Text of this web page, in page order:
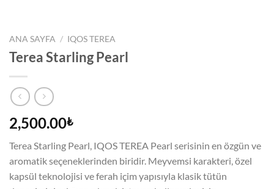
ANA SAYFA / IQOS TEREA
Terea Starling Pearl
2,500.00₺
Terea Starling Pearl, IQOS TEREA Pearl serisinin en özgün ve
aromatik seçeneklerinden biridir. Meyvemsi karakteri, özel
kapsül teknolojisi ve ferah içim yapısıyla klasik tütün